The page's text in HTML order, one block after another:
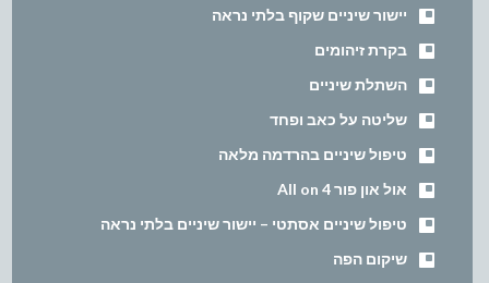
יישור שיניים שקוף בלתי נראה
בקרת זיהומים
השתלת שיניים
שליטה על כאב ופחד
טיפול שיניים בהרדמה מלאה
אול און פור All on 4
טיפול שיניים אסתטי – יישור שיניים בלתי נראה
שיקום הפה